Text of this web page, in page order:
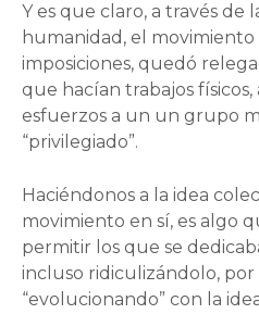
Y es que claro, a través de
humanidad, el
imposiciones, quedó
que hacían trabajos
esfuerzos a un un grupo
“privilegiado”.
Haciéndonos a la idea
movimiento en sí, es algo
permitir los que se
incluso ridiculizándolo, por
“evolucionando” con la